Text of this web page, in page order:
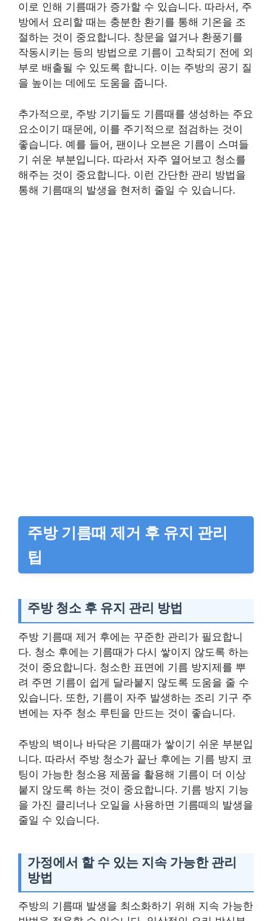
이로 인해 기름때가 증가할 수 있습니다. 따라서, 주
방에서 요리할 때는 충분한 환기를 통해 기온을 조
절하는 것이 중요합니다. 창문을 열거나 환풍기를
작동시키는 등의 방법으로 기름이 고착되기 전에 외
부로 배출될 수 있도록 합니다. 이는 주방의 공기 질
을 높이는 데에도 도움을 줍니다.
추가적으로, 주방 기기들도 기름때를 생성하는 주요
요소이기 때문에, 이를 주기적으로 점검하는 것이
좋습니다. 예를 들어, 팬이나 오븐은 기름이 스며들
기 쉬운 부분입니다. 따라서 자주 열어보고 청소를
해주는 것이 중요합니다. 이런 간단한 관리 방법을
통해 기름때의 발생을 현저히 줄일 수 있습니다.
주방 기름때 제거 후 유지 관리
팁
주방 청소 후 유지 관리 방법
주방 기름때 제거 후에는 꾸준한 관리가 필요합니
다. 청소 후에는 기름때가 다시 쌓이지 않도록 하는
것이 중요합니다. 청소한 표면에 기름 방지제를 뿌
려 주면 기름이 쉽게 달라붙지 않도록 도움을 줄 수
있습니다. 또한, 기름이 자주 발생하는 조리 기구 주
변에는 자주 청소 루틴을 만드는 것이 좋습니다.
주방의 벽이나 바닥은 기름때가 쌓이기 쉬운 부분입
니다. 따라서 주방 청소가 끝난 후에는 기름 방지 코
팅이 가능한 청소용 제품을 활용해 기름이 더 이상
붙지 않도록 하는 것이 중요합니다. 기름 방지 기능
을 가진 클리너나 오일을 사용하면 기름떼의 발생을
줄일 수 있습니다.
가정에서 할 수 있는 지속 가능한 관리
방법
주방의 기름때 발생을 최소화하기 위해 지속 가능한